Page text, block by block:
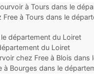
à Tours dans le
à Tours dans le
département du Loiret
du Loiret
chez Free à Blois dans
Bourges dans le